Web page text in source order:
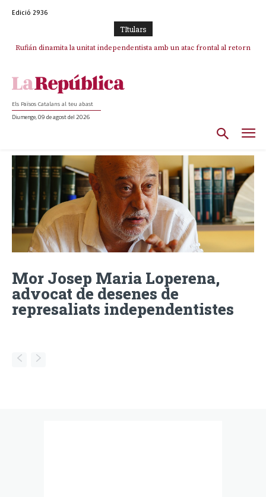
Edició 2936
TItulars
Rufián dinamita la unitat independentista amb un atac frontal al retorn
Els Països Catalans al teu abast
Diumenge, 09 de agost del 2026
Mor Josep Maria Loperena,
advocat de desenes de
represaliats independentistes